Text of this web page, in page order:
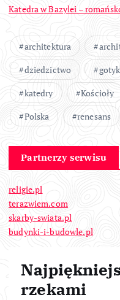
Katedra w Bazylei –
architektura
dziedzictwo
gotyk
katedry
Kościoły
Polska
renesans
Partnerzy serwisu
religie.pl
terazwiem.com
skarby-swiata.pl
budynki-i-budowle.pl
rzekami